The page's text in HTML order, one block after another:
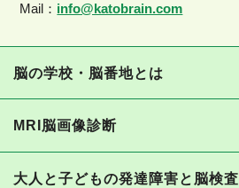
Mail： info@katobrain.com
脳の学校・脳番地とは
MRI脳画像診断
大人と子どもの発達障害と脳検査